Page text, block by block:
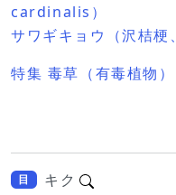
cardinalis）
サワギキョウ（沢桔
特集 毒草（有毒植物）
目 キク